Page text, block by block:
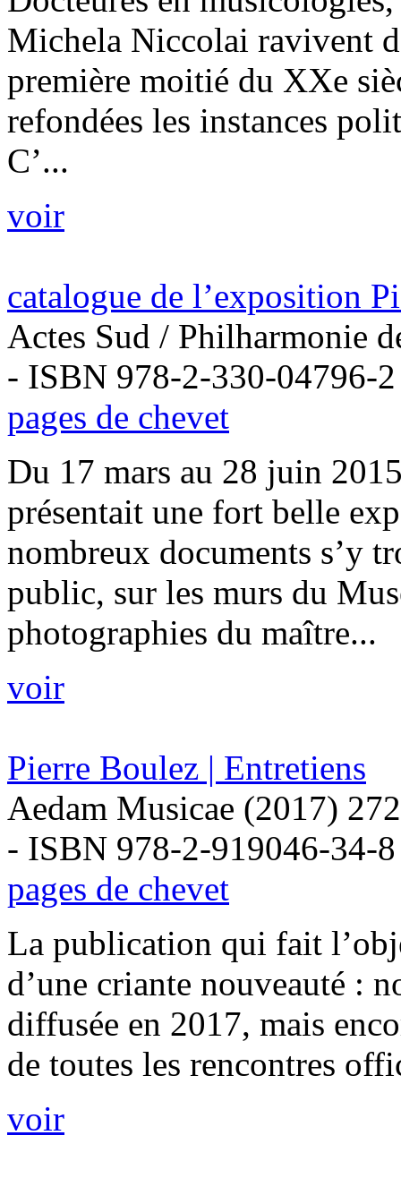
Michela Niccolai ravivent
première moitié du XXe
refondées les instances
C’...
voir
catalogue de l’exposition
Actes Sud / Philharmonie
- ISBN 978-2-330-04796-2
pages de chevet
Du 17 mars au 28 juin
présentait une fort belle
nombreux documents s’y
public, sur les murs du
photographies du maître...
voir
Pierre Boulez | Entretiens
Aedam Musicae (2017)
- ISBN 978-2-919046-34-8
pages de chevet
La publication qui fait
d’une criante nouveauté :
diffusée en 2017, mais
de toutes les rencontres
voir